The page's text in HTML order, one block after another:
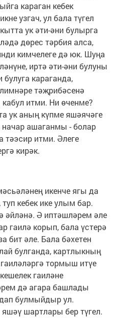
караган кебек
узгач, ул бала түгел
ук әти-әни булырга
дөрес тәрбия алса,
кимчелеге дә юк. Шуңа
иртә әти-әни булуны
караганда,
тәҗрибәсенә
итми. Ни өченме?
ук аның күпме яшәячәге
начар ашаганмы - болар
тәэсир итми. Әлеге
кирәк.
икенче ягы да
кебек ике улым бар.
әйләнә. Ә иптәшләрем әле
гаилә корып, бала үстерә
бит әле. Бала бәхетен
булганда, картлыкның
тормыш итүе
гаи­ләне
дә агара башлады
булмыйдыр ул.
шартлары бер тү­гел.